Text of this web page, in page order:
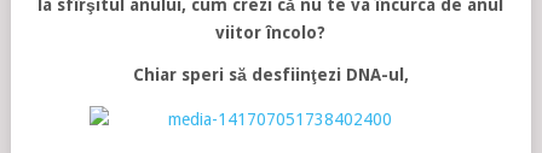
la sfîrşitul anului, cum crezi că nu te va încurca de anul
viitor încolo?
Chiar speri să desfiinţezi DNA-ul,